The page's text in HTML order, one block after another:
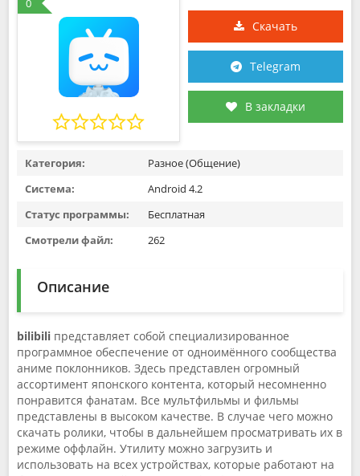
0
Скачать
Telegram
В закладки
Категория:
Разное (Общение)
Система:
Android 4.2
Статус программы:
Бесплатная
Смотрели файл:
262
Описание
bilibili представляет собой специализированное
программное обеспечение от одноимённого сообщества
аниме поклонников. Здесь представлен огромный
ассортимент японского контента, который несомненно
понравится фанатам. Все мультфильмы и фильмы
представлены в высоком качестве. В случае чего можно
скачать ролики, чтобы в дальнейшем просматривать их в
режиме оффлайн. Утилиту можно загрузить и
использовать на всех устройствах, которые работают на